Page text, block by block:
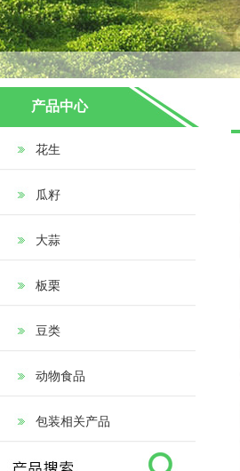
产品中心
花生
瓜籽
大蒜
板栗
豆类
动物食品
包装相关产品